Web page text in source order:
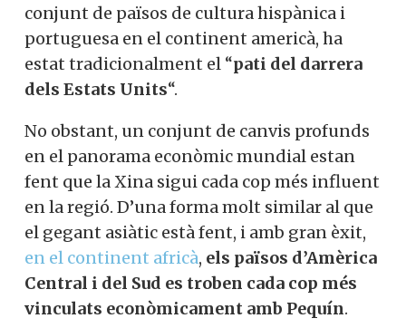
conjunt de països de cultura hispànica i
portuguesa en el continent americà, ha
estat tradicionalment el “pati del darrera
dels Estats Units“.
No obstant, un conjunt de canvis profunds
en el panorama econòmic mundial estan
fent que la Xina sigui cada cop més influent
en la regió. D’una forma molt similar al que
el gegant asiàtic està fent, i amb gran èxit,
en el continent africà, els països d’Amèrica
Central i del Sud es troben cada cop més
vinculats econòmicament amb Pequín.